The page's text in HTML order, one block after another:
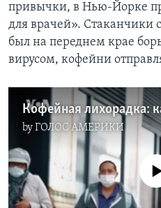
привычки, в Нью-Йорке
для врачей». Стаканчики
был на переднем крае
вирусом, кофейни
byГОЛОС АМЕРИКИ
No media